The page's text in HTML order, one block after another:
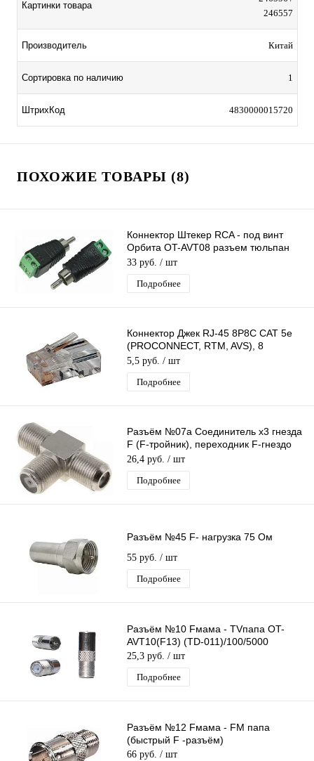
Картинки товара
246557
Производитель Китай
Сортировка по наличию 1
ШтрихКод 4830000015720
ПОХОЖИЕ ТОВАРЫ (8)
Коннектор Штекер RCA - под винт
Орбита OT-AVT08 разъем тюльпан
(RCA штекер) под винт на кабель
33 руб. / шт
Подробнее
Коннектор Джек RJ-45 8P8C CAT 5e
(PROCONNECT, RTM, AVS), 8
универсальных ножей 1 ШТ.
5,5 руб. / шт
Подробнее
Разъём №07а Соединитель x3 гнезда
F (F-тройник), переходник F-гнездо
на 2 F-гнезда (T-бочка)
26,4 руб. / шт
Подробнее
Разъём №45 F- нагрузка 75 Ом
55 руб. / шт
Подробнее
Разъём №10 Fмама - TVпапа OT-
AVT10(F13) (TD-011)/100/5000
25,3 руб. / шт
Подробнее
Разъём №12 Fмама - FM папа
(быстрый F -разъём)
66 руб. / шт